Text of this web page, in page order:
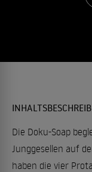
Die Doku-Soap
Junggesellen auf
haben die vier